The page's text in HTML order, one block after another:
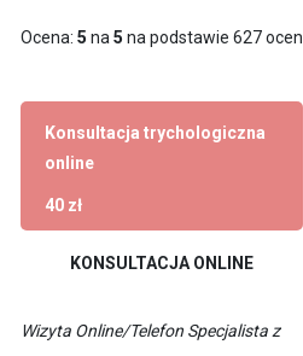
Ocena: 5 na 5 na podstawie 627ocen
Konsultacja trychologiczna
online
40 zł
KONSULTACJA ONLINE
Wizyta Online/Telefon Specjalista z